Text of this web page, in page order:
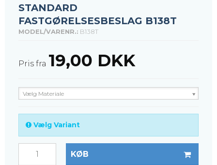
STANDARD
FASTGØRELSESBESLAG B138T
MODEL/VARENR.: B138T
Pris fra 19,00 DKK
Vælg Materiale
Vælg Variant
KØB